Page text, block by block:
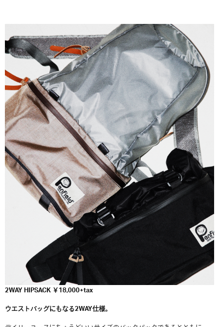
2WAY HIPSACK ￥18,000+tax
ウエストバッグにもなる2WAY仕様。